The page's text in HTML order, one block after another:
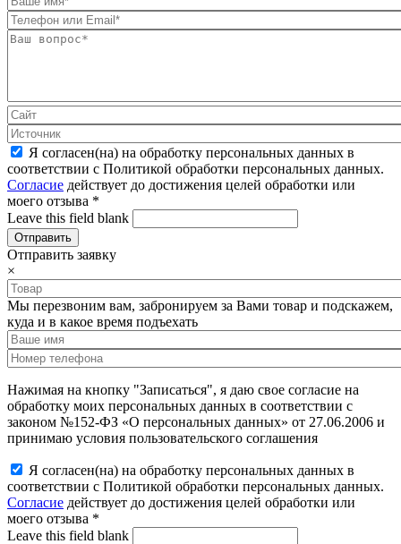
Я согласен(на) на обработку персональных данных в
соответствии с Политикой обработки персональных данных.
Согласие действует до достижения целей обработки или
моего отзыва *
Leave this field blank
Отправить заявку
×
Мы перезвоним вам, забронируем за Вами товар и подскажем,
куда и в какое время подъехать
Нажимая на кнопку "Записаться", я даю свое согласие на
обработку моих персональных данных в соответствии с
законом №152-ФЗ «О персональных данных» от 27.06.2006 и
принимаю условия пользовательского соглашения
Я согласен(на) на обработку персональных данных в
соответствии с Политикой обработки персональных данных.
Согласие действует до достижения целей обработки или
моего отзыва *
Leave this field blank